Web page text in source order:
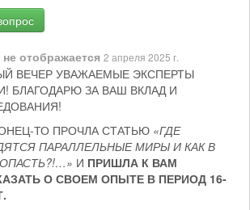
отображается 2 апреля 2025 г.
ВЕЧЕР УВАЖАЕМЫЕ ЭКСПЕРТЫ
БЛАГОДАРЮ ЗА ВАШ ВКЛАД И
ТО ПРОЧЛА СТАТЬЮ «ГДЕ
ПАРАЛЛЕЛЬНЫЕ МИРЫ И КАК В
И ПРИШЛА К ВАМ
О СВОЕМ ОПЫТЕ В ПЕРИОД 16-